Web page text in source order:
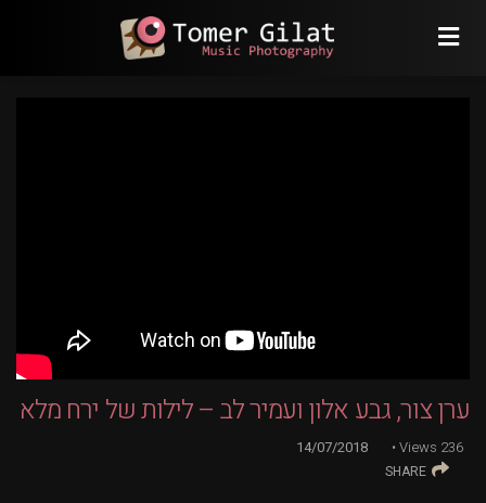
ערן צור, גבע אלון ועמיר לב – לילות של ירח מלא
236
Views
14/07/2018
SHARE